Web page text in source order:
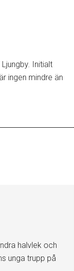
Initialt
ingen mindre än
halvlek och
unga trupp på